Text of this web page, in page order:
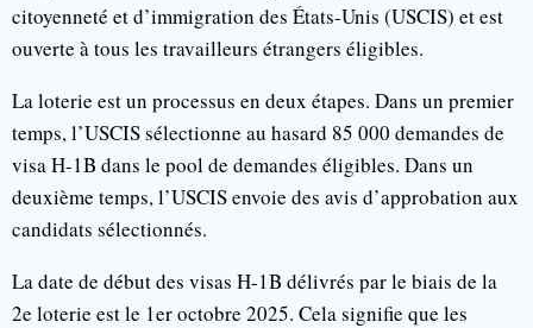
citoyenneté et d’immigration des États-Unis (USCIS) et est
ouverte à tous les travailleurs étrangers éligibles.
La loterie est un processus en deux étapes. Dans un premier
temps, l’USCIS sélectionne au hasard 85 000 demandes de
visa H-1B dans le pool de demandes éligibles. Dans un
deuxième temps, l’USCIS envoie des avis d’approbation aux
candidats sélectionnés.
La date de début des visas H-1B délivrés par le biais de la
2e loterie est le 1er octobre 2025. Cela signifie que les